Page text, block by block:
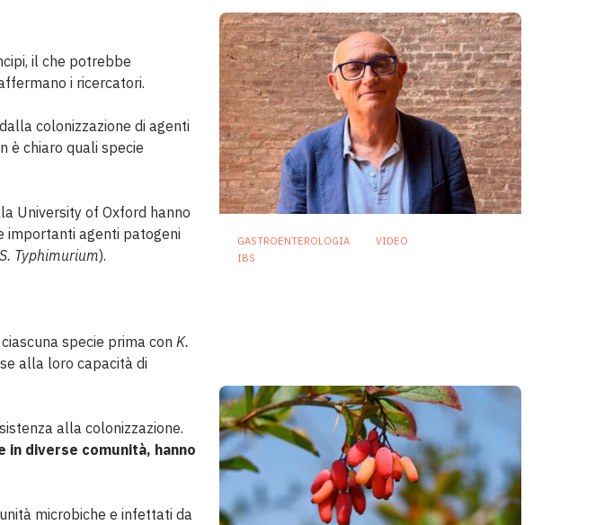
il che potrebbe
i ricercatori.
colonizzazione di agenti
è chiaro quali specie
University of Oxford hanno
importanti agenti patogeni
S. Typhimurium).
specie prima con K.
alla loro capacità di
alla colonizzazione.
diverse comunità, hanno
microbiche e infettati da
GASTROENTEROLOGIA
VIDEO
IBS